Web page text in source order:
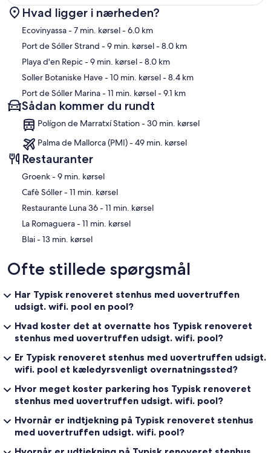
Kort
Hvad ligger i nærheden?
Ecovinyassa- 7 min. kørsel- 6.0 km
Port de Sóller Strand - 9 min. kørsel- 8.0 km
Playa d'en Repic- 9 min. kørsel- 8.0 km
Soller Botaniske Have- 10 min. kørsel- 8.4 km
Port de Sóller Marina- 11 min. kørsel- 9.1 km
Sådan kommer du rundt
Polígon de Marratxí Station - 30 min. kørsel
Palma de Mallorca (PMI) - 49 min. kørsel
Restauranter
‪Groenk - ‬9 min. kørsel
‪Cafè Sóller - ‬11 min. kørsel
‪Restaurante Luna 36 - ‬11 min. kørsel
‪La Romaguera - ‬11 min. kørsel
‪Blai - ‬13 min. kørsel
Ofte stillede spørgsmål
Har Typisk renoveret stenhus med uovertruffen
udsigt. wifi. pool en pool?
Hvad koster det at overnatte hos Typisk renoveret
stenhus med uovertruffen udsigt. wifi. pool?
Er Typisk renoveret stenhus med uovertruffen udsigt.
wifi. pool et kæledyrsvenligt overnatningssted?
Hvor meget koster parkering hos Typisk renoveret
stenhus med uovertruffen udsigt. wifi. pool?
Hvornår er indtjekning på Typisk renoveret stenhus
med uovertruffen udsigt. wifi. pool?